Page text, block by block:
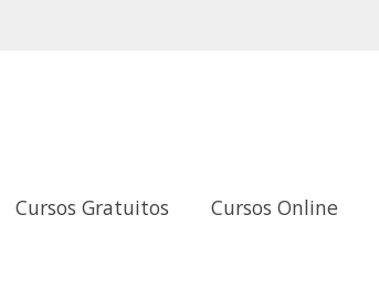
Cursos Gratuitos Cursos Online